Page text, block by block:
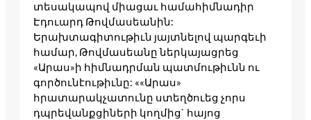
տեսակապով միացաւ համահիմնադիր
Էդուարդ Թովմասեանին:
Երախտագիտութիւն յայտնելով պարգեւի
համար, Թովմասեանը ներկայացրեց
«Արաս»ի հիմնադրման պատմութիւնն ու
գործունէութիւնը: ««Արաս»
հրատարակչատունը ստեղծուեց չորս
դպրեվանքցիների կողմից` հայոց